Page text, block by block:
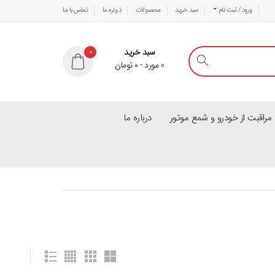
ورود / ثبت نام سبد خرید محصولات درباره ما تماس با ما
0
سبد خرید
0مورد-۰ تومان
از خودرو و شمع موتور درباره ما